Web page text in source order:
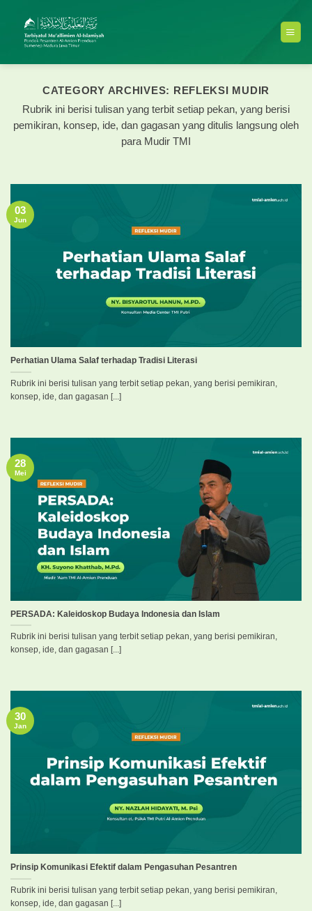
content
CATEGORY ARCHIVES:
REFLEKSI MUDIR
Rubrik ini berisi tulisan yang terbit setiap pekan, yang berisi
pemikiran, konsep, ide, dan gagasan yang ditulis langsung oleh
para Mudir TMI
Perhatian Ulama Salaf terhadap Tradisi Literasi
Rubrik ini berisi tulisan yang terbit setiap pekan, yang berisi pemikiran,
konsep, ide, dan gagasan [...]
03
Jun
PERSADA: Kaleidoskop Budaya Indonesia dan Islam
Rubrik ini berisi tulisan yang terbit setiap pekan, yang berisi pemikiran,
konsep, ide, dan gagasan [...]
28
Mei
Prinsip Komunikasi Efektif dalam Pengasuhan Pesantren
Rubrik ini berisi tulisan yang terbit setiap pekan, yang berisi pemikiran,
konsep, ide, dan gagasan [...]
30
Jan